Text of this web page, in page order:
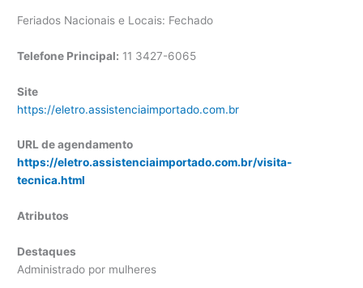
Feriados Nacionais e Locais: Fechado
Telefone Principal: 11 3427-6065
Site
https://eletro.assistenciaimportado.com.br
URL de agendamento
https://eletro.assistenciaimportado.com.br/visita-
tecnica.html
Atributos
Destaques
Administrado por mulheres